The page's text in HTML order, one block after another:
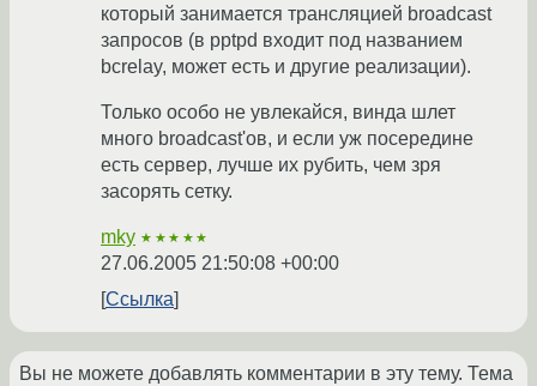
который занимается трансляцией broadcast
запросов (в pptpd входит под названием
bcrelay, может есть и другие реализации).
Только особо не увлекайся, винда шлет
много broadcast'ов, и если уж посередине
есть сервер, лучше их рубить, чем зря
засорять сетку.
mky ★★★★★
27.06.2005 21:50:08 +00:00
Ссылка
Вы не можете добавлять комментарии в эту тему. Тема